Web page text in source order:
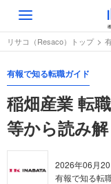
Toggle
navigation
リサコ（Resaco）トップ
有報で知る転職ガイド
稲畑産業 転
等から読み
2026年06月20
有報で知る転